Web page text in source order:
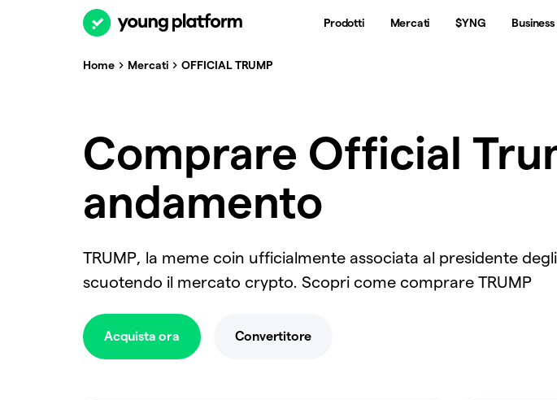
Prodotti Mercati $YNG Business
Home Mercati OFFICIAL TRUMP
Comprare Official
andamento
TRUMP, la meme coin ufficialmente associata al presidente
scuotendo il mercato crypto. Scopri come comprare TRUMP
Acquista ora Convertitore